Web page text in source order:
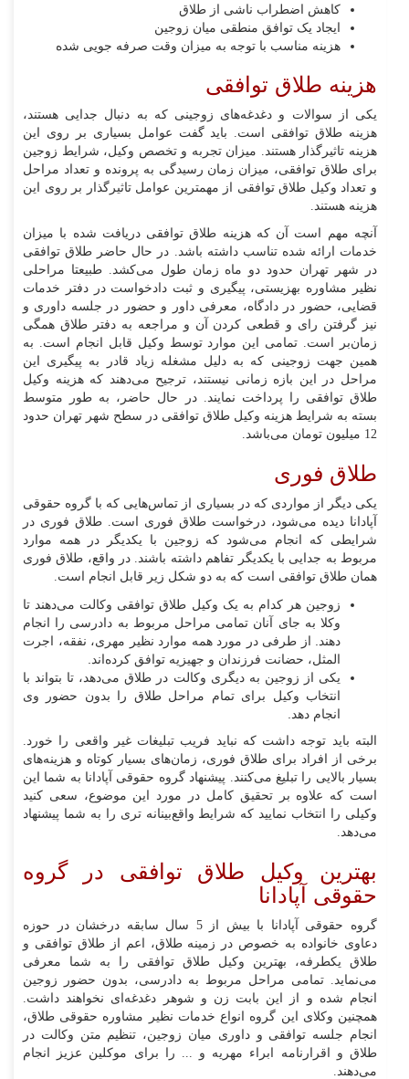
کاهش اضطراب ناشی از طلاق
ایجاد یک توافق منطقی میان زوجین
هزینه مناسب با توجه به میزان وقت صرفه جویی شده
هزینه طلاق توافقی
یکی از سوالات و دغدغه‌های زوجینی که به دنبال جدایی هستند،
هزینه طلاق توافقی است. باید گفت عوامل بسیاری بر روی این
هزینه تاثیرگذار هستند. میزان تجربه و تخصص وکیل، شرایط زوجین
برای طلاق توافقی، میزان زمان رسیدگی به پرونده و تعداد مراحل
و تعداد وکیل طلاق توافقی از مهمترین عوامل تاثیرگذار بر روی این
هزینه هستند.
آنچه مهم است آن که هزینه طلاق توافقی دریافت شده با میزان
خدمات ارائه شده تناسب داشته باشد. در حال حاضر طلاق توافقی
در شهر تهران حدود دو ماه زمان طول می‌کشد. طبیعتا مراحلی
نظیر مشاوره بهزیستی، پیگیری و ثبت دادخواست در دفتر خدمات
قضایی، حضور در دادگاه، معرفی داور و حضور در جلسه داوری و
نیز گرفتن رای و قطعی کردن آن و مراجعه به دفتر طلاق همگی
زمان‌بر است. تمامی این موارد توسط وکیل قابل انجام است. به
همین جهت زوجینی که به دلیل مشغله زیاد قادر به پیگیری این
مراحل در این بازه زمانی نیستند، ترجیح می‌دهند که هزینه وکیل
طلاق توافقی را پرداخت نمایند. در حال حاضر، به طور متوسط
بسته به شرایط هزینه وکیل طلاق توافقی در سطح شهر تهران حدود
12 میلیون تومان می‌باشد.
طلاق فوری
یکی دیگر از مواردی که در بسیاری از تماس‌هایی که با گروه حقوقی
آپادانا دیده می‌شود، درخواست طلاق فوری است. طلاق فوری در
شرایطی که انجام می‌شود که زوجین با یکدیگر در همه موارد
مربوط به جدایی با یکدیگر تفاهم داشته باشند. در واقع، طلاق فوری
همان طلاق توافقی است که به دو شکل زیر قابل انجام است.
زوجین هر کدام به یک وکیل طلاق توافقی وکالت می‌دهند تا
وکلا به جای آنان تمامی مراحل مربوط به دادرسی را انجام
دهند. از طرفی در مورد همه موارد نظیر مهری، نفقه، اجرت
المثل، حضانت فرزندان و جهیزیه توافق کرده‌اند.
یکی از زوجین به دیگری وکالت در طلاق می‌دهد، تا بتواند با
انتخاب وکیل برای تمام مراحل طلاق را بدون حضور وی
انجام دهد.
البته باید توجه داشت که نباید فریب تبلیغات غیر واقعی را خورد.
برخی از افراد برای طلاق فوری، زمان‌های بسیار کوتاه و هزینه‌های
بسیار بالایی را تبلیغ می‌کنند. پیشنهاد گروه حقوقی آپادانا به شما این
است که علاوه بر تحقیق کامل در مورد این موضوع، سعی کنید
وکیلی را انتخاب نمایید که شرایط واقع‌بینانه تری را به شما پیشنهاد
می‌دهد.
بهترین وکیل طلاق توافقی در گروه
حقوقی آپادانا
گروه حقوقی آپادانا با بیش از 5 سال سابقه درخشان در حوزه
دعاوی خانواده به خصوص در زمینه طلاق، اعم از طلاق توافقی و
طلاق یکطرفه، بهترین وکیل طلاق توافقی را به شما معرفی
می‌نماید. تمامی مراحل مربوط به دادرسی، بدون حضور زوجین
انجام شده و از این بابت زن و شوهر دغدغه‌ای نخواهند داشت.
همچنین وکلای این گروه انواع خدمات نظیر مشاوره حقوقی طلاق،
انجام جلسه توافقی و داوری میان زوجین، تنظیم متن وکالت در
طلاق و اقرارنامه ابراء مهریه و ... را برای موکلین عزیز انجام
می‌دهند.